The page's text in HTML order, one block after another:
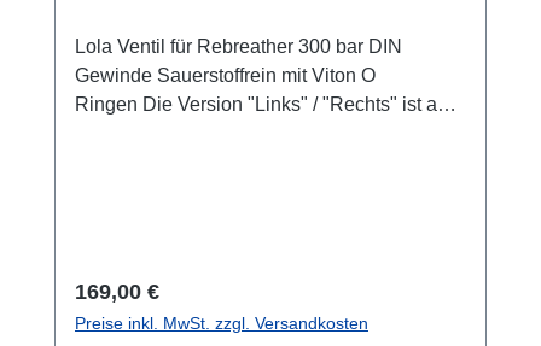
Lola Ventil für Rebreather 300 bar DIN
Gewinde Sauerstoffrein mit Viton O
Ringen Die Version "Links" / "Rechts" ist auf
Regulärer Preis:
169,00 €
Preise inkl. MwSt. zzgl. Versandkosten